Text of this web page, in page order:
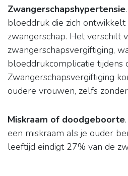
Zwangerschapshypertensie
bloeddruk die zich ontwikkelt
zwangerschap. Het verschilt
zwangerschapsvergiftiging,
bloeddrukcomplicatie tijdens
Zwangerschapsvergiftiging
oudere vrouwen, zelfs
Miskraam of doodgeboorte
een miskraam als je ouder
leeftijd eindigt 27% van de